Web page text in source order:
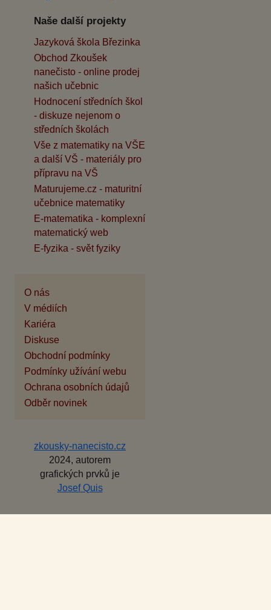
Naše další projekty
Jazyková škola Březinka
Obchod Zkoušek
nanečisto - online prodej
našich učebnic
Hodnocení středních škol
- diskuze nejenom o
středních školách
Vše z matematiky na VŠE
a další VŠ - materiály pro
přípravu na VŠ
Maturujeme.cz - maturitní
učebnice matematiky
E-matematika - komplexní
matematický web
E-fyzika - svět fyziky
O nás
V médiích
Kariéra
Diskuse
Obchodní podmínky
Podmínky užívání webu
Ochrana osobních údajů
Odběr novinek
zkousky-nanecisto.cz
2024, autorem
grafických prvků je
Josef Quis